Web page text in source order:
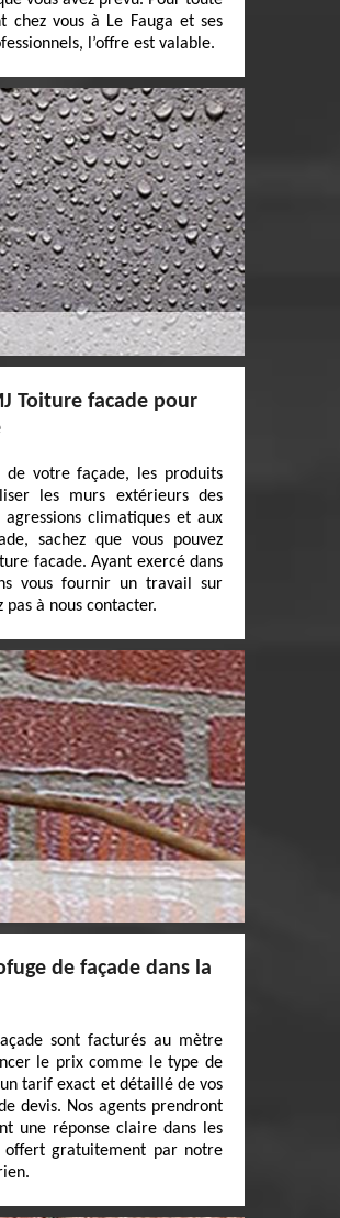
chez vous à Le Fauga et ses
l’offre est valable.
Toiture facade pour
de votre façade, les produits
les murs extérieurs des
climatiques et aux
sachez que vous pouvez
facade. Ayant exercé dans
vous fournir un travail sur
à nous contacter.
de façade dans la
sont facturés au mètre
le prix comme le type de
tarif exact et détaillé de vos
devis. Nos agents prendront
une réponse claire dans les
gratuitement par notre